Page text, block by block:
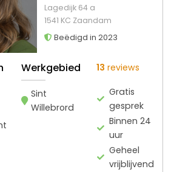
Lagedijk 64 a
1541 KC Zaandam
Beëdigd in 2023
Werkgebied
Sint
Willebrord
13 reviews
Gratis
gesprek
Binnen 24
uur
Geheel
vrijblijvend